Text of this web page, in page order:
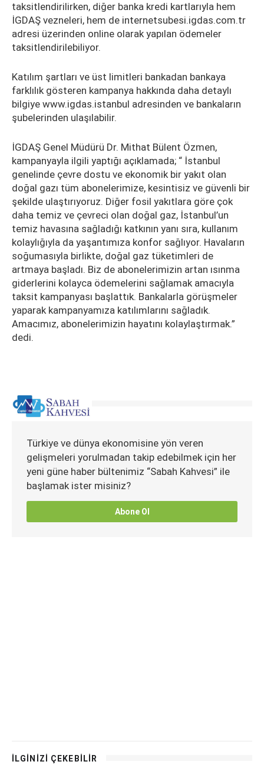
taksitlendirilirken, diğer banka kredi kartlarıyla hem
İGDAŞ vezneleri, hem de internetsubesi.igdas.com.tr
adresi üzerinden online olarak yapılan ödemeler
taksitlendirilebiliyor.
Katılım şartları ve üst limitleri bankadan bankaya
farklılık gösteren kampanya hakkında daha detaylı
bilgiye www.igdas.istanbul adresinden ve bankaların
şubelerinden ulaşılabilir.
İGDAŞ Genel Müdürü Dr. Mithat Bülent Özmen,
kampanyayla ilgili yaptığı açıklamada; “ İstanbul
genelinde çevre dostu ve ekonomik bir yakıt olan
doğal gazı tüm abonelerimize, kesintisiz ve güvenli bir
şekilde ulaştırıyoruz. Diğer fosil yakıtlara göre çok
daha temiz ve çevreci olan doğal gaz, İstanbul’un
temiz havasına sağladığı katkının yanı sıra, kullanım
kolaylığıyla da yaşantımıza konfor sağlıyor. Havaların
soğumasıyla birlikte, doğal gaz tüketimleri de
artmaya başladı. Biz de abonelerimizin artan ısınma
giderlerini kolayca ödemelerini sağlamak amacıyla
taksit kampanyası başlattık. Bankalarla görüşmeler
yaparak kampanyamıza katılımlarını sağladık.
Amacımız, abonelerimizin hayatını kolaylaştırmak.”
dedi.
Türkiye ve dünya ekonomisine yön veren
gelişmeleri yorulmadan takip edebilmek için her
yeni güne haber bültenimiz “Sabah Kahvesi” ile
başlamak ister misiniz?
Abone Ol
İLGİNİZİ ÇEKEBİLİR